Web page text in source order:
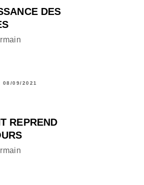
DES
08/09/2021
REPREND